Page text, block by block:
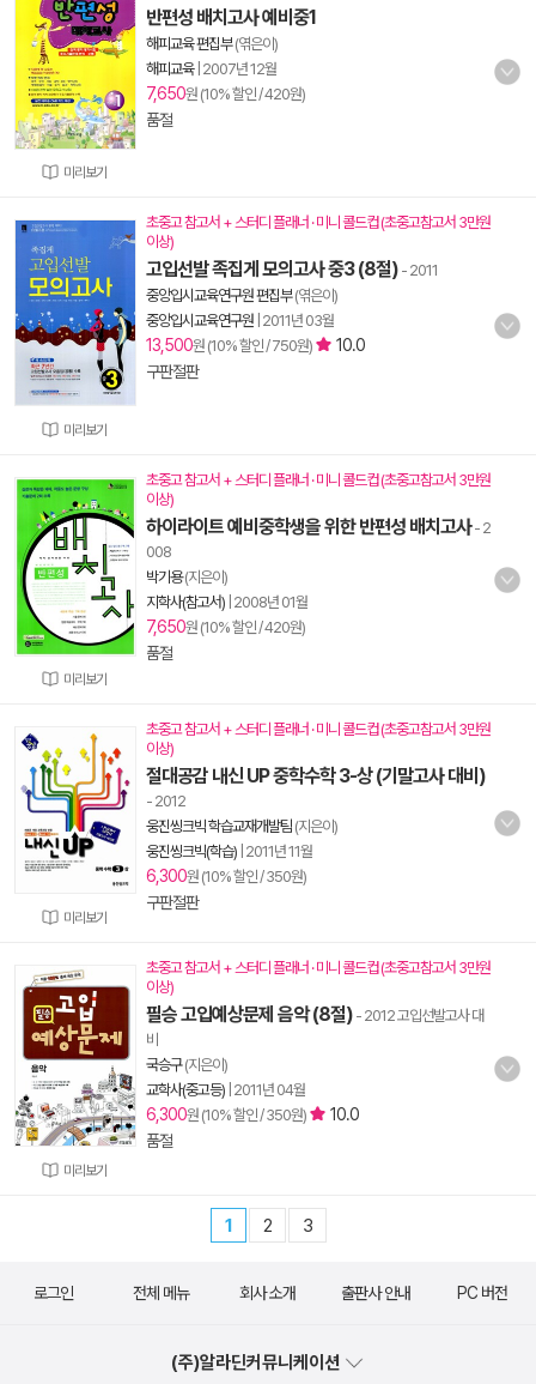
미리보기
반편성 배치고사 예비중1
해피교육 편집부(엮은이)
해피교육| 2007년 12월
7,650원 (10% 할인 / 420원)
품절
미리보기
초중고 참고서 + 스터디 플래너 · 미니 콜드컵 (초중고참고서 3만원
이상)
고입선발 족집게 모의고사 중3 (8절) - 2011
중앙입시교육연구원 편집부(엮은이)
중앙입시교육연구원 2011년 03월
13,500원 (10% 할인 / 750원)
10.0
구판절판
미리보기
초중고 참고서 + 스터디 플래너 · 미니 콜드컵 (초중고참고서 3만원
이상)
하이라이트 예비중학생을 위한 반편성 배치고사- 2
008
박기용(지은이)
지학사(참고서) 2008년 01월
7,650원 (10% 할인 / 420원)
품절
미리보기
초중고 참고서 + 스터디 플래너 · 미니 콜드컵 (초중고참고서 3만원
이상)
절대공감 내신 UP 중학수학 3-상 (기말고사 대비)
- 2012
웅진씽크빅 학습교재개발팀 (지은이)
웅진씽크빅(학습) 2011년 11월
6,300원 (10% 할인 / 350원)
구판절판
미리보기
초중고 참고서 + 스터디 플래너 · 미니 콜드컵 (초중고참고서 3만원
이상)
필승 고입예상문제 음악 (8절) - 2012 고입선발고사 대
비
국승구(지은이)
교학사(중고등) 2011년 04월
6,300원 (10% 할인 / 350원)
10.0
품절
1 2 3
로그인 전체 메뉴 회사 소개 출판사 안내 PC 버전
(주)알라딘커뮤니케이션